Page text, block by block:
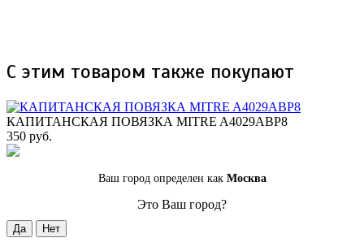
С этим товаром также покупают
КАПИТАНСКАЯ ПОВЯЗКА MITRE A4029ABP8
350 руб.
Ваш город определен как Москва
Это Ваш город?
Да Нет